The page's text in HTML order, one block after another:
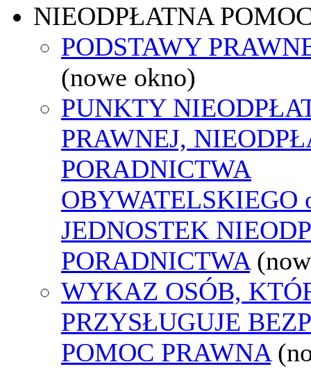
NIEODPŁATNA
PODSTAWY
(nowe okno)
PUNKTY
PRAWNEJ,
PORADNICTWA
OBYWATELSKIEGO
JEDNOSTEK
PORADNICTWA
WYKAZ OSÓB,
PRZYSŁUGUJE
POMOC PRAWNA